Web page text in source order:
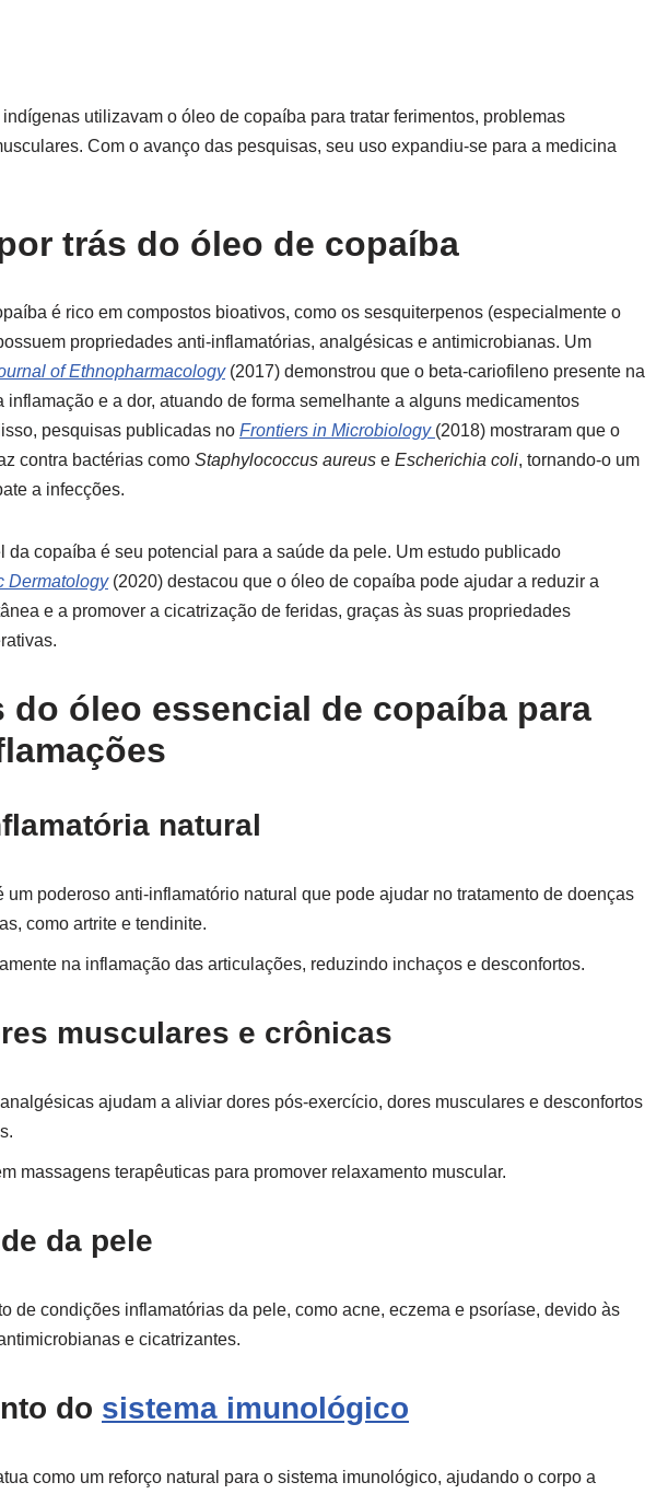
utilizavam o óleo de copaíba para tratar ferimentos, problemas
Com o avanço das pesquisas, seu uso expandiu-se para a medicina
trás do óleo de copaíba
é rico em compostos bioativos, como os sesquiterpenos (especialmente o
propriedades anti-inflamatórias, analgésicas e antimicrobianas. Um
of Ethnopharmacology(2017) demonstrou que o beta-cariofileno presente na
inflamação e a dor, atuando de forma semelhante a alguns medicamentos
pesquisas publicadas no Frontiers in Microbiology (2018) mostraram que o
contra bactérias como Staphylococcus aureus e Escherichia coli, tornando-o um
a infecções.
da copaíba é seu potencial para a saúde da pele. Um estudo publicado
Dermatology(2020) destacou que o óleo de copaíba pode ajudar a reduzir a
e a promover a cicatrização de feridas, graças às suas propriedades
do óleo essencial de copaíba para
natural
um poderoso anti-inflamatório natural que pode ajudar no tratamento de doenças
como artrite e tendinite.
na inflamação das articulações, reduzindo inchaços e desconfortos.
musculares e crônicas
ajudam a aliviar dores pós-exercício, dores musculares e desconfortos
massagens terapêuticas para promover relaxamento muscular.
da pele
de condições inflamatórias da pele, como acne, eczema e psoríase, devido às
e cicatrizantes.
do sistema imunológico
como um reforço natural para o sistema imunológico, ajudando o corpo a